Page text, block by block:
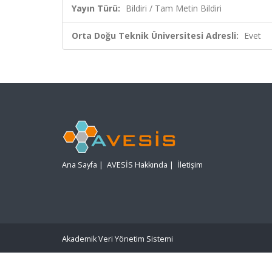
Yayın Türü: Bildiri / Tam Metin Bildiri
Orta Doğu Teknik Üniversitesi Adresli: Evet
Ana Sayfa | AVESİS Hakkında | İletişim
Akademik Veri Yönetim Sistemi